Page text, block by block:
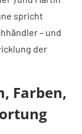
spricht
– und
der
Farben,